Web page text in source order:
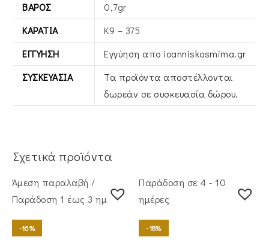
ΒΆΡΟΣ
0,7gr
ΚΑΡΆΤΙΑ
Κ9 – 375
ΕΓΓΎΗΣΗ
Εγγύηση απο ioanniskosmima.gr
ΣΥΣΚΕΥΑΣΊΑ
Τα προϊόντα αποστέλλονται
δωρεάν σε συσκευασία δώρου.
Σχετικά προϊόντα
Άμεση παραλαβή /
Παράδoση 1 έως 3 ημέρες
-16%
Παράδοση σε 4 - 10
ημέρες
-18%